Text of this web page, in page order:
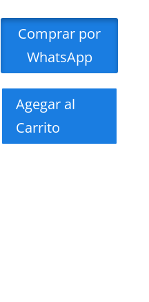
Comprar por
WhatsApp
Agegar al
Carrito